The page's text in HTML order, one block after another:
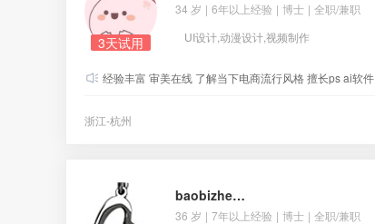
3天试用
34 岁 | 6年以上经验 | 博士 | 全职/兼职
UI设计,动漫设计,视频制作
经验丰富 审美在线 了解当下电商流行风格 擅长ps ai软件
浙江-杭州
baobizheng
36 岁 | 7年以上经验 | 博士 | 全职/兼职